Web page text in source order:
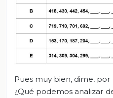
Pues muy bien, dime,
¿Qué podemos analizar